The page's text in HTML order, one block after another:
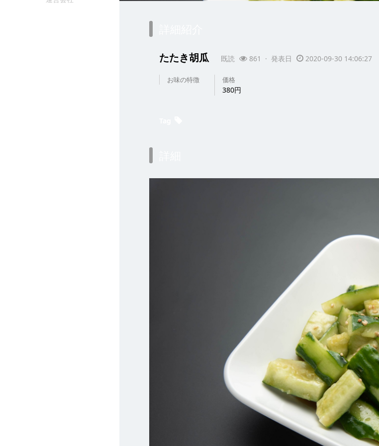
たたき胡瓜 既読 861 · 発表日 2020-09-30 14:06:27
お味の特徴 価格
380円